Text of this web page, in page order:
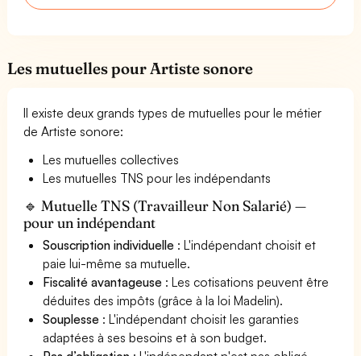
Les mutuelles pour Artiste sonore
Il existe deux grands types de mutuelles pour le métier
de Artiste sonore:
Les mutuelles collectives
Les mutuelles TNS pour les indépendants
🔹 Mutuelle TNS (Travailleur Non Salarié) —
pour un indépendant
Souscription individuelle : L'indépendant choisit et
paie lui-même sa mutuelle.
Fiscalité avantageuse : Les cotisations peuvent être
déduites des impôts (grâce à la loi Madelin).
Souplesse : L'indépendant choisit les garanties
adaptées à ses besoins et à son budget.